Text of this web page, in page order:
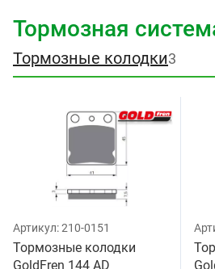
Тормозная
Тормозные колодки3
Артикул:210-0151
Тормозные колодки
GoldFren 144 AD